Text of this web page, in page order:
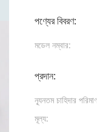
পণ্যের বিবরণ:
মডেল নম্বার:
প্রদান:
ন্যূনতম চাহিদার
মূল্য: